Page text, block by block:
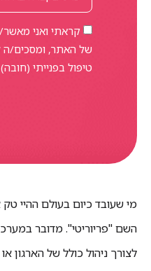
קראתי ואני
של האתר, ומסכים/ה
טיפול בפנייתי (חובה)
מי שעובד כיום בעולם ההיי טק
השם "פריוריטי". מדובר
לצורך ניהול כולל של הארגון